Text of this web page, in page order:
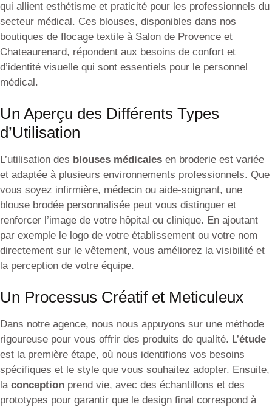
qui allient esthétisme et praticité pour les professionnels du
secteur médical. Ces blouses, disponibles dans nos
boutiques de flocage textile à Salon de Provence et
Chateaurenard, répondent aux besoins de confort et
d’identité visuelle qui sont essentiels pour le personnel
médical.
Un Aperçu des Différents Types
d’Utilisation
L’utilisation des blouses médicales en broderie est variée
et adaptée à plusieurs environnements professionnels. Que
vous soyez infirmière, médecin ou aide-soignant, une
blouse brodée personnalisée peut vous distinguer et
renforcer l’image de votre hôpital ou clinique. En ajoutant
par exemple le logo de votre établissement ou votre nom
directement sur le vêtement, vous améliorez la visibilité et
la perception de votre équipe.
Un Processus Créatif et Meticuleux
Dans notre agence, nous nous appuyons sur une méthode
rigoureuse pour vous offrir des produits de qualité. L’étude
est la première étape, où nous identifions vos besoins
spécifiques et le style que vous souhaitez adopter. Ensuite,
la conception prend vie, avec des échantillons et des
prototypes pour garantir que le design final correspond à